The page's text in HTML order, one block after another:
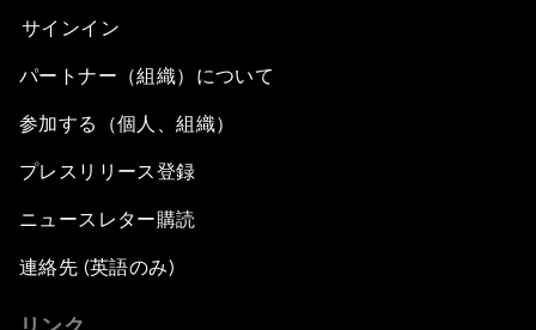
サインイン
パートナー（組織）について
参加する（個人、組織）
プレスリリース登録
ニュースレター購読
連絡先 (英語のみ)